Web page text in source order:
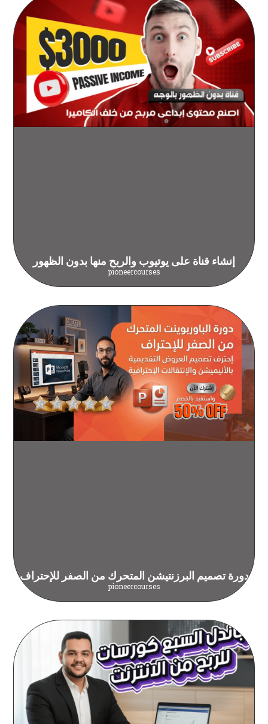
إنشاء قناة على يوتيوب والربح منها بدون الظهور
pioneercourses
دورة تصميم البرزنتيشن المتحرك من الصفر للإحتراف
pioneercourses